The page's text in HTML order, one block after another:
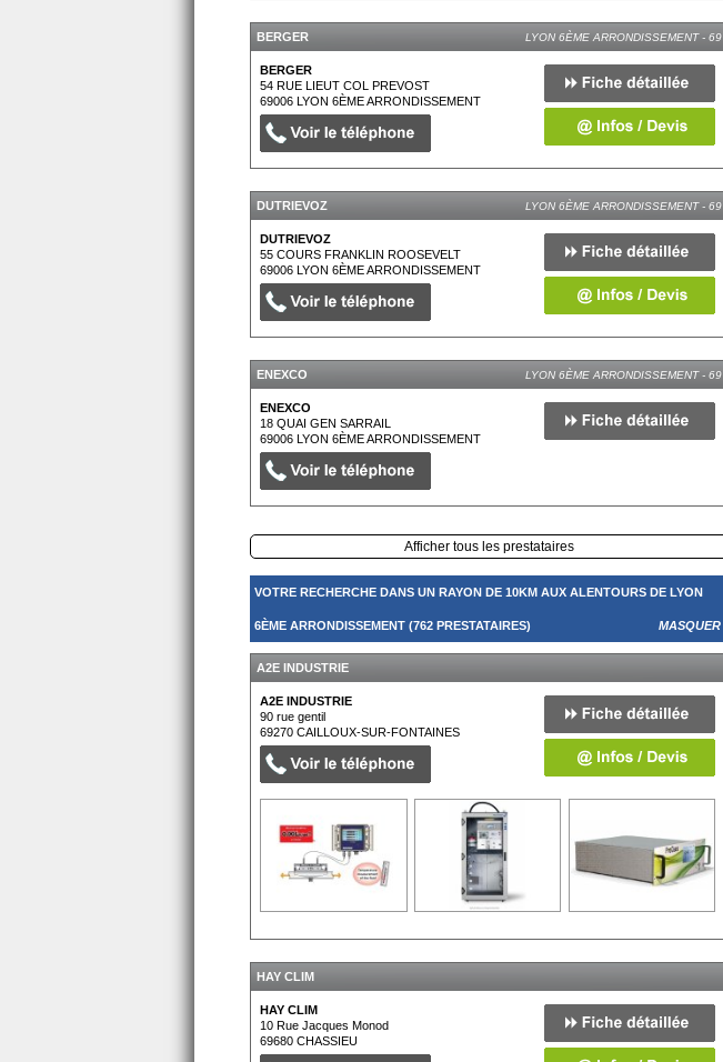
BERGER LYON 6ÈME ARRONDISSEMENT - 69
BERGER
54 RUE LIEUT COL PREVOST
69006LYON 6ÈME ARRONDISSEMENT
DUTRIEVOZ LYON 6ÈME ARRONDISSEMENT - 69
DUTRIEVOZ
55 COURS FRANKLIN ROOSEVELT
69006LYON 6ÈME ARRONDISSEMENT
ENEXCO LYON 6ÈME ARRONDISSEMENT - 69
ENEXCO
18 QUAI GEN SARRAIL
69006LYON 6ÈME ARRONDISSEMENT
Afficher tous les prestataires
VOTRE RECHERCHE DANS UN RAYON DE 10KM AUX ALENTOURS DE LYON
6ÈME ARRONDISSEMENT (762 PRESTATAIRES) MASQUER
A2E INDUSTRIE
A2E INDUSTRIE
90 rue gentil
69270CAILLOUX-SUR-FONTAINES
HAY CLIM
HAY CLIM
10 Rue Jacques Monod
69680CHASSIEU